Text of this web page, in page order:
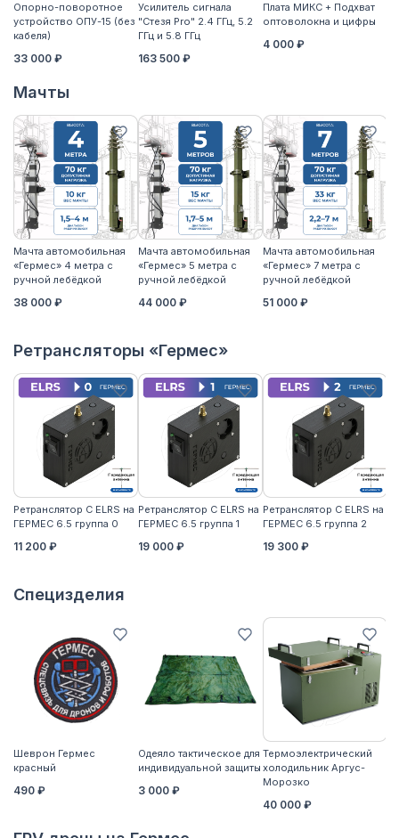
Опорно-поворотное
устройство ОПУ-15 (без
кабеля)
33 000 ₽
Усилитель сигнала
"Стезя Pro" 2.4 ГГц, 5.2
ГГц и 5.8 ГГц
163 500 ₽
Плата МИКС + Подхват
оптоволокна и цифры
4 000 ₽
Мачты
Мачта автомобильная
«Гермес» 4 метра с
ручной лебёдкой
38 000 ₽
Мачта автомобильная
«Гермес» 5 метра с
ручной лебёдкой
44 000 ₽
Мачта автомобильная
«Гермес» 7 метра с
ручной лебёдкой
51 000 ₽
Ретрансляторы «Гермес»
Ретранслятор С ELRS на
ГЕРМЕС 6.5 группа 0
11 200 ₽
Ретранслятор С ELRS на
ГЕРМЕС 6.5 группа 1
19 000 ₽
Ретранслятор С ELRS на
ГЕРМЕС 6.5 группа 2
19 300 ₽
Специзделия
Шеврон Гермес
красный
490 ₽
Одеяло тактическое для
индивидуальной защиты
3 000 ₽
Термоэлектрический
холодильник Аргус-
Морозко
40 000 ₽